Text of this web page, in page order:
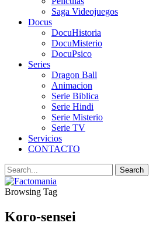
Saga Videojuegos
Docus
DocuHistoria
DocuMisterio
DocuPsico
Series
Dragon Ball
Animacion
Serie Biblica
Serie Hindi
Serie Misterio
Serie TV
Servicios
CONTACTO
Browsing Tag
Koro-sensei